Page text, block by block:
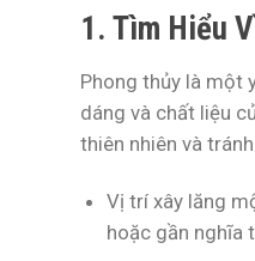
1. Tìm Hiểu
Phong thủy là một
dáng và chất liệu
thiên nhiên và
Vị trí xây lăng
hoặc gần nghĩa